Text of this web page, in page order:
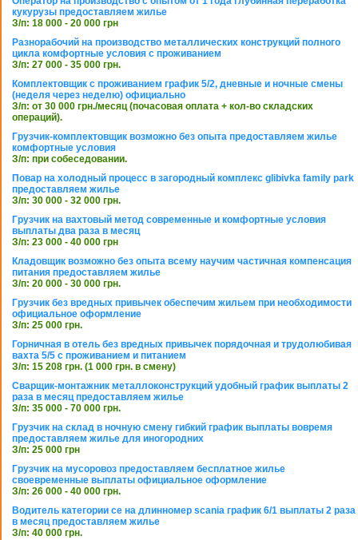
кукурузы предоставляем жилье
З/п: 18 000 - 20 000 грн
Разнорабочий на производство металлических конструкций полного
цикла комфортные условия с проживанием
З/п: 27 000 - 35 000 грн.
Комплектовщик с проживанием график 5/2, дневные и ночные смены
(неделя через неделю) официально
З/п: от 30 000 грн./месяц (почасовая оплата + кол-во складских
операций).
Грузчик-комплектовщик возможно без опыта предоставляем жилье
комфортные условия
З/п: при собеседовании.
Повар на холодный процесс в загородный комплекс glibivka family park
предоставляем жилье
З/п: 30 000 - 32 000 грн.
Грузчик на вахтовый метод современные и комфортные условия
выплаты два раза в месяц
З/п: 23 000 - 40 000 грн
Кладовщик возможно без опыта всему научим частичная компенсация
питания предоставляем жилье
З/п: 20 000 - 30 000 грн.
Грузчик без вредных привычек обеспечим жильем при необходимости
официальное оформление
З/п: 25 000 грн.
Горничная в отель без вредных привычек порядочная и трудолюбивая
вахта 5/5 с проживанием и питанием
З/п: 15 208 грн. (1 000 грн. в смену)
Сварщик-монтажник металлоконструкций удобный график выплаты 2
раза в месяц предоставляем жилье
З/п: 35 000 - 70 000 грн.
Грузчик на склад в ночную смену гибкий график выплаты вовремя
предоставляем жилье для иногородних
З/п: 25 000 грн
Грузчик на мусоровоз предоставляем бесплатное жилье
своевременные выплаты официальное оформление
З/п: 26 000 - 40 000 грн.
Водитель категории се на длинномер scania график 6/1 выплаты 2 раза
в месяц предоставляем жилье
З/п: 40 000 грн.